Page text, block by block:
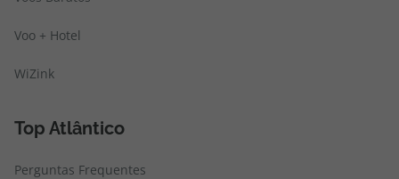
Voo + Hotel
WiZink
Top Atlântico
Perguntas Frequentes